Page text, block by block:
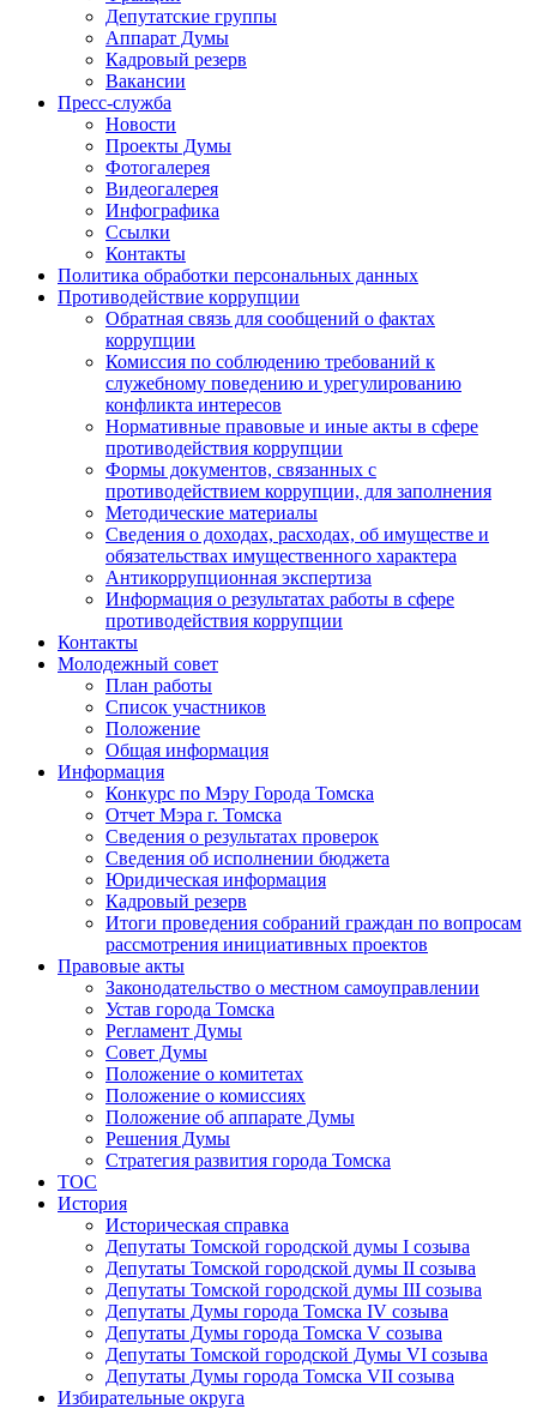
Депутатские группы
Аппарат Думы
Кадровый резерв
Вакансии
Пресс-служба
Новости
Проекты Думы
Фотогалерея
Видеогалерея
Инфографика
Ссылки
Контакты
Политика обработки персональных данных
Прoтивoдeйствие кoрpупции
Обратная связь для сообщений о фактах
коррупции
Комиссия по соблюдению требований к
служебному поведению и урегулированию
конфликта интересов
Нормативные правовые и иные акты в сфере
противодействия коррупции
Формы документов, связанных с
противодействием коррупции, для заполнения
Методические материалы
Сведения о доходах, расходах, об имуществе и
обязательствах имущественного характера
Антикоррупционная экспертиза
Информация о результатах работы в сфере
противодействия коррупции
Контакты
Молодежный совет
План работы
Список участников
Положение
Общая информация
Информация
Конкурс по Мэру Города Томска
Отчет Мэра г. Томска
Сведения о результатах проверок
Сведения об исполнении бюджета
Юридическая информация
Кадровый резерв
Итоги проведения собраний граждан по вопросам
рассмотрения инициативных проектов
Правовые акты
Законодательство о местном самоуправлении
Устав города Томска
Регламент Думы
Совет Думы
Положение о комитетах
Положение о комиссиях
Положение об аппарате Думы
Решения Думы
Стратегия развития города Томска
ТОС
История
Историческая справка
Депутаты Томской городской думы I созыва
Депутаты Томской городской думы II созыва
Депутаты Томской городской думы III созыва
Депутаты Думы города Томска IV созыва
Депутаты Думы города Томска V созыва
Депутаты Томской городской Думы VI созыва
Депутаты Думы города Томска VII созыва
Избирательные округа